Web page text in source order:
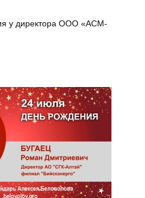
у директора ООО «АСМ-